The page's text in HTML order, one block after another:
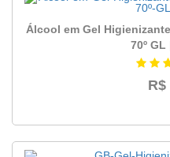
20,00Álcool em Gel
70º GL
R$